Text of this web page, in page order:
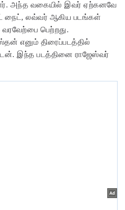
அந்த வகையில் இவர் ஏற்கனவே
நைட், லவ்வர் ஆகிய படங்கள்
வரவேற்பை பெற்றது.
எனும் திரைப்படத்தில்
இந்த படத்தினை ராஜேஸ்வர்